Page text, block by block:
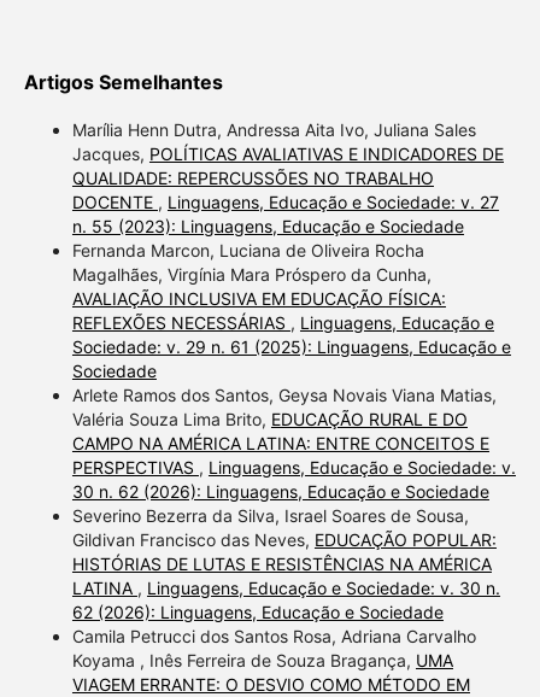
Artigos Semelhantes
Marília Henn Dutra, Andressa Aita Ivo, Juliana Sales
Jacques, POLÍTICAS AVALIATIVAS E INDICADORES DE
QUALIDADE: REPERCUSSÕES NO TRABALHO
DOCENTE , Linguagens, Educação e Sociedade: v. 27
n. 55 (2023): Linguagens, Educação e Sociedade
Fernanda Marcon, Luciana de Oliveira Rocha
Magalhães, Virgínia Mara Próspero da Cunha,
AVALIAÇÃO INCLUSIVA EM EDUCAÇÃO FÍSICA:
REFLEXÕES NECESSÁRIAS , Linguagens, Educação e
Sociedade: v. 29 n. 61 (2025): Linguagens, Educação e
Sociedade
Arlete Ramos dos Santos, Geysa Novais Viana Matias,
Valéria Souza Lima Brito, EDUCAÇÃO RURAL E DO
CAMPO NA AMÉRICA LATINA: ENTRE CONCEITOS E
PERSPECTIVAS , Linguagens, Educação e Sociedade: v.
30 n. 62 (2026): Linguagens, Educação e Sociedade
Severino Bezerra da Silva, Israel Soares de Sousa,
Gildivan Francisco das Neves, EDUCAÇÃO POPULAR:
HISTÓRIAS DE LUTAS E RESISTÊNCIAS NA AMÉRICA
LATINA , Linguagens, Educação e Sociedade: v. 30 n.
62 (2026): Linguagens, Educação e Sociedade
Camila Petrucci dos Santos Rosa, Adriana Carvalho
Koyama , Inês Ferreira de Souza Bragança, UMA
VIAGEM ERRANTE: O DESVIO COMO MÉTODO EM